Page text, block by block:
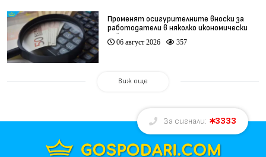
Променят осигурителните вноски за
работодатели в няколко икономически
дейности
06 август 2026 357
Виж още
За сигнали: 3333